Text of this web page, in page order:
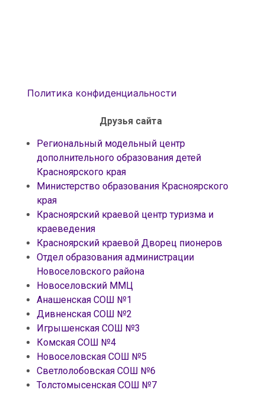
Политика конфиденциальности
Друзья сайта
Региональный модельный центр
дополнительного образования детей
Красноярского края
Министерство образования Красноярского
края
Красноярский краевой центр туризма и
краеведения
Красноярский краевой Дворец пионеров
Отдел образования администрации
Новоселовского района
Новоселовский ММЦ
Анашенская СОШ №1
Дивненская СОШ №2
Игрышенская СОШ №3
Комская СОШ №4
Новоселовская СОШ №5
Светлолобовская СОШ №6
Толстомысенская СОШ №7